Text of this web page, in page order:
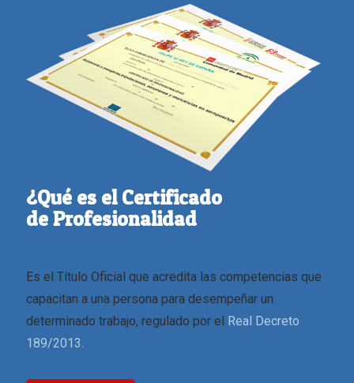
¿Qué es el Certificado
de Profesionalidad
Es el Título Oficial que acredita las competencias que
capacitan a una persona para desempeñar un
determinado trabajo, regulado por el Real Decreto
189/2013.